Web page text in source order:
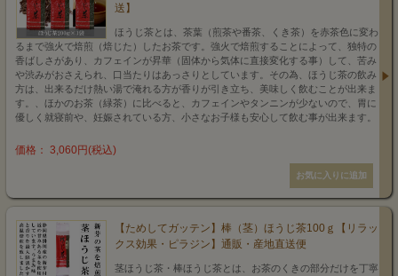
送】
ほうじ茶とは、茶葉（煎茶や番茶、くき茶）を赤茶色に変わ
るまで強火で焙煎（焙じた）したお茶です。強火で焙煎することによって、独特の
香ばしさがあり、カフェインが昇華（固体から気体に直接変化する事）して、苦み
や渋みがおさえられ、口当たりはあっさりとしています。その為、ほうじ茶の飲み
方は、出来るだけ熱い湯で淹れる方が香りが引き立ち、美味しく飲むことが出来ま
す。、ほかのお茶（緑茶）に比べると、カフェインやタンニンが少ないので、胃に
優しく就寝前や、妊娠されている方、小さなお子様も安心して飲む事が出来ます。
価格： 3,060円(税込)
【ためしてガッテン】棒（茎）ほうじ茶100ｇ【リラッ
クス効果・ピラジン】通販・産地直送便
茎ほうじ茶・棒ほうじ茶とは、お茶のくきの部分だけを丁寧